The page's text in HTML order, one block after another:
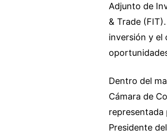
Adjunto de
& Trade
inversión y el
Dentro del
Cámara de
representada
Presidente